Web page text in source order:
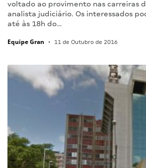
voltado ao provimento nas carreiras
analista judiciário. Os interessados
até às 18h do…
Equipe Gran • 11 de Outubro de 2016